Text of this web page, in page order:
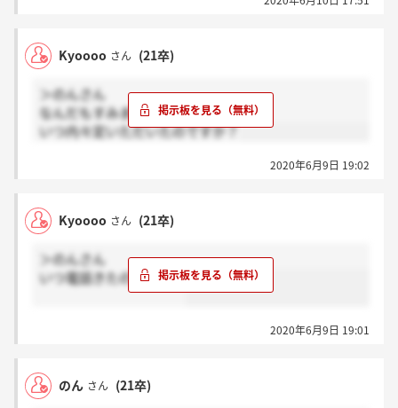
Kyoooo さん (21卒)
＞のんさん
なんだもすみません！
いつ内々定いただいたのですか？
2020年6月9日 19:02
Kyoooo さん (21卒)
＞のんさん
いつ電話きたのですか？
2020年6月9日 19:01
のん さん (21卒)